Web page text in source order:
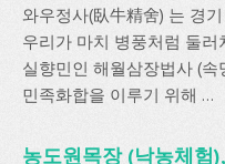
와우정사(臥牛精舍) 는 경
우리가 마치 병풍처럼 둘
실향민인 해월삼장법사 (
민족화합을 이루기 위해 ...
농도원목장 (낙농체험